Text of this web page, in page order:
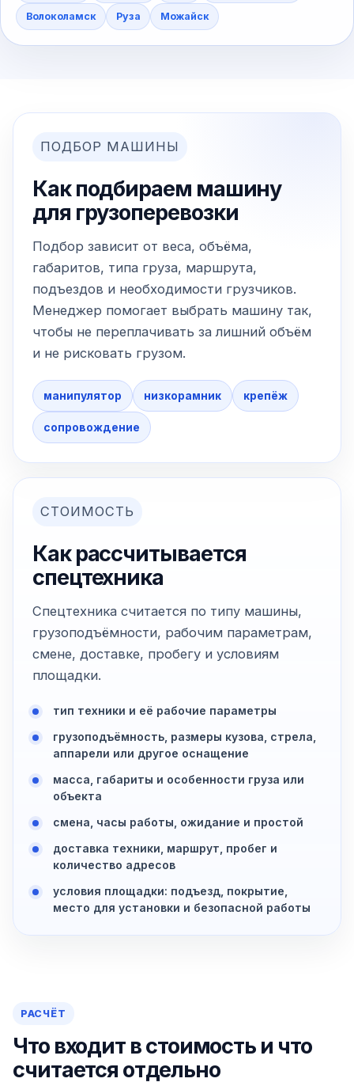
Волоколамск Руза Можайск
ПОДБОР МАШИНЫ
Как подбираем машину
для грузоперевозки
Подбор зависит от веса, объёма,
габаритов, типа груза, маршрута,
подъездов и необходимости грузчиков.
Менеджер помогает выбрать машину так,
чтобы не переплачивать за лишний объём
и не рисковать грузом.
манипулятор низкорамник крепёж
сопровождение
СТОИМОСТЬ
Как рассчитывается
спецтехника
Спецтехника считается по типу машины,
грузоподъёмности, рабочим параметрам,
смене, доставке, пробегу и условиям
площадки.
тип техники и её рабочие параметры
грузоподъёмность, размеры кузова, стрела,
аппарели или другое оснащение
масса, габариты и особенности груза или
объекта
смена, часы работы, ожидание и простой
доставка техники, маршрут, пробег и
количество адресов
условия площадки: подъезд, покрытие,
место для установки и безопасной работы
РАСЧЁТ
Что входит в стоимость и что
считается отдельно